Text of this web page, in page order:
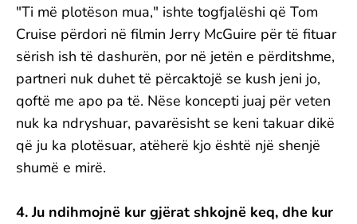
"Ti më plotëson mua," ishte togfjalëshi që Tom
Cruise përdori në filmin Jerry McGuire për të fituar
sërish ish të dashurën, por në jetën e përditshme,
partneri nuk duhet të përcaktojë se kush jeni jo,
qoftë me apo pa të. Nëse koncepti juaj për veten
nuk ka ndryshuar, pavarësisht se keni takuar dikë
që ju ka plotësuar, atëherë kjo është një shenjë
shumë e mirë.
4. Ju ndihmojnë kur gjërat shkojnë keq, dhe kur